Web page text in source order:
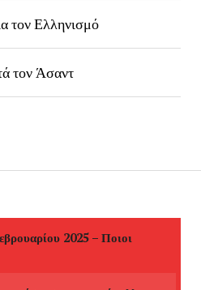
τον Ελληνισμό
τον Άσαντ